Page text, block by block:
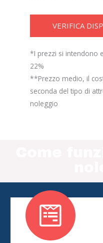
VERIFICA
*I prezzi si intendono
22%
**Prezzo medio, il
seconda del tipo di
noleggio